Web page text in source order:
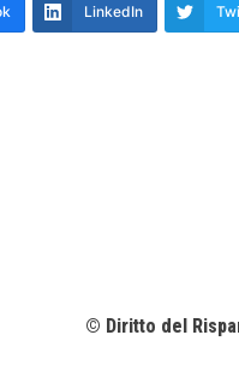
LinkedIn
© Diritto del